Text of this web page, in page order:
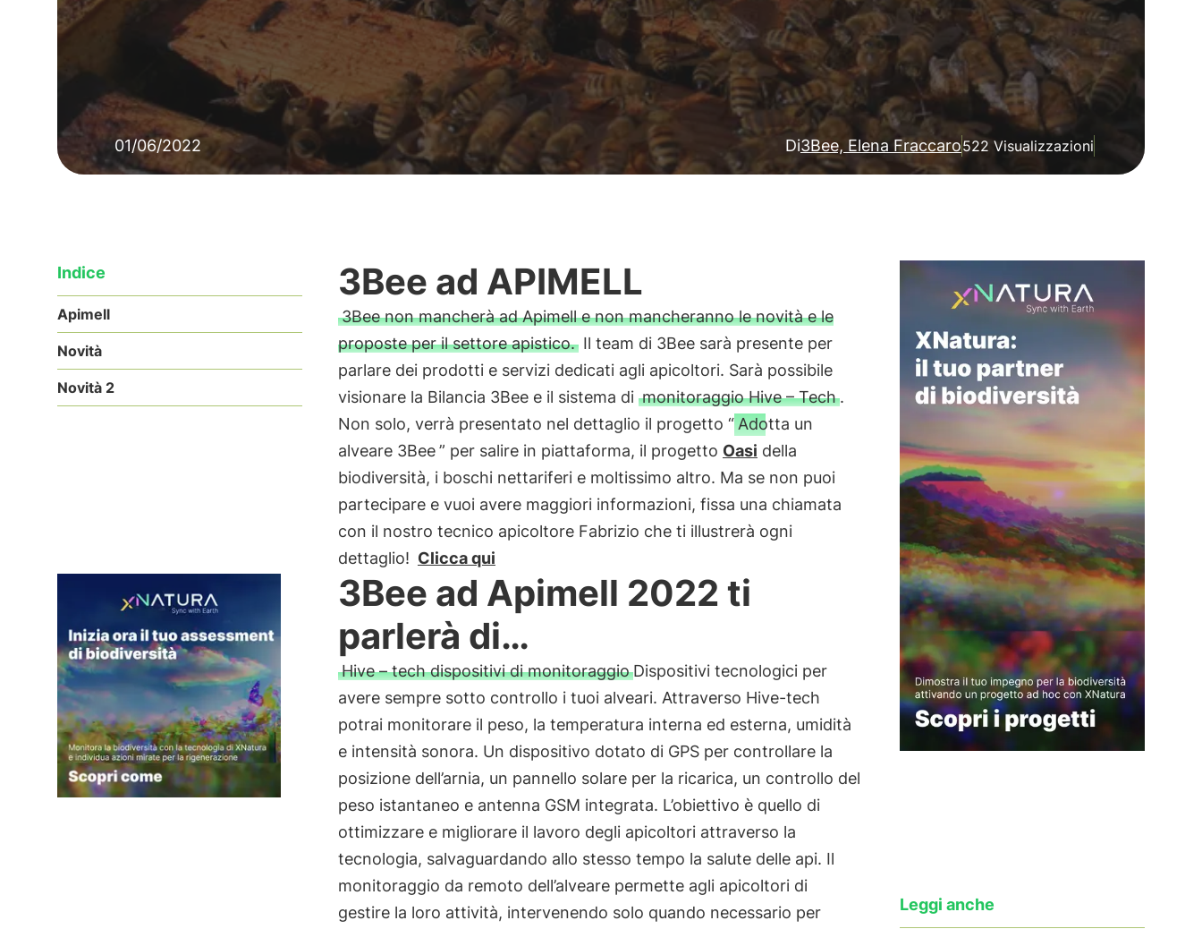
01/06/2022 Di3Bee, Elena Fraccaro522 Visualizzazioni
Indice
Apimell
Novità
Novità 2
3Bee ad APIMELL
3Bee non mancherà ad Apimell e non mancheranno le novità e le
proposte per il settore apistico.Il team di 3Bee sarà presente per
parlare dei prodotti e servizi dedicati agli apicoltori. Sarà possibile
visionare la Bilancia 3Bee e il sistema di monitoraggio Hive – Tech.
Non solo, verrà presentato nel dettaglio il progetto “Adotta un
alveare 3Bee” per salire in piattaforma, il progetto Oasi della
biodiversità, i boschi nettariferi e moltissimo altro. Ma se non puoi
partecipare e vuoi avere maggiori informazioni, fissa una chiamata
con il nostro tecnico apicoltore Fabrizio che ti illustrerà ogni
dettaglio! Clicca qui
3Bee ad Apimell 2022 ti
parlerà di…
Hive – tech dispositivi di monitoraggioDispositivi tecnologici per
avere sempre sotto controllo i tuoi alveari. Attraverso Hive-tech
potrai monitorare il peso, la temperatura interna ed esterna, umidità
e intensità sonora. Un dispositivo dotato di GPS per controllare la
posizione dell’arnia, un pannello solare per la ricarica, un controllo del
peso istantaneo e antenna GSM integrata. L’obiettivo è quello di
ottimizzare e migliorare il lavoro degli apicoltori attraverso la
tecnologia, salvaguardando allo stesso tempo la salute delle api. Il
monitoraggio da remoto dell’alveare permette agli apicoltori di
gestire la loro attività, intervenendo solo quando necessario per
Leggi anche